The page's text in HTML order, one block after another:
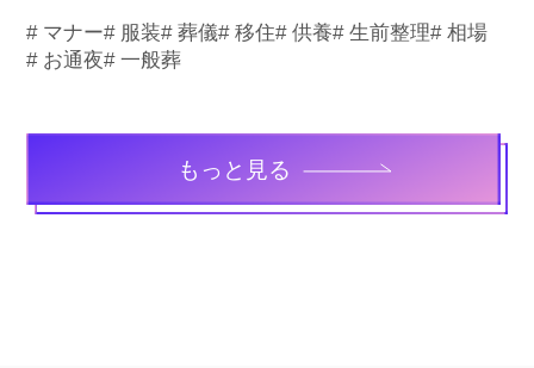
# マナー# 服装# 葬儀# 移住# 供養# 生前整理# 相場
# お通夜# 一般葬
もっと見る